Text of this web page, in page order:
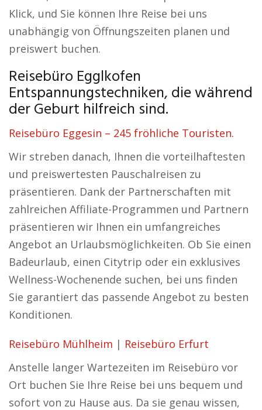
Klick, und Sie können Ihre Reise bei uns
unabhängig von Öffnungszeiten planen und
preiswert buchen.
Reisebüro Egglkofen
Entspannungstechniken, die während
der Geburt hilfreich sind.
Reisebüro Eggesin – 245 fröhliche Touristen.
Wir streben danach, Ihnen die vorteilhaftesten
und preiswertesten Pauschalreisen zu
präsentieren. Dank der Partnerschaften mit
zahlreichen Affiliate-Programmen und Partnern
präsentieren wir Ihnen ein umfangreiches
Angebot an Urlaubsmöglichkeiten. Ob Sie einen
Badeurlaub, einen Citytrip oder ein exklusives
Wellness-Wochenende suchen, bei uns finden
Sie garantiert das passende Angebot zu besten
Konditionen.
Reisebüro Mühlheim | Reisebüro Erfurt
Anstelle langer Wartezeiten im Reisebüro vor
Ort buchen Sie Ihre Reise bei uns bequem und
sofort von zu Hause aus. Da sie genau wissen,